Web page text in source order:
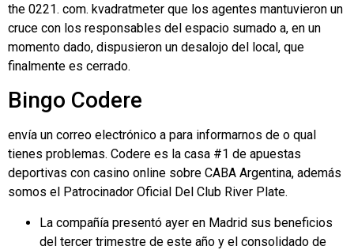
the 0221. com. kvadratmeter que los agentes mantuvieron un
cruce con los responsables del espacio sumado a, en un
momento dado, dispusieron un desalojo del local, que
finalmente es cerrado.
Bingo Codere
envía un correo electrónico a para informarnos de o qual
tienes problemas. Codere es la casa #1 de apuestas
deportivas con casino online sobre CABA Argentina, además
somos el Patrocinador Oficial Del Club River Plate.
La compañía presentó ayer en Madrid sus beneficios
del tercer trimestre de este año y el consolidado de